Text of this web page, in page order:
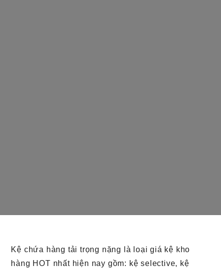
Kệ chứa hàng tải trọng nặng là loại giá kệ kho
hàng HOT nhất hiện nay gồm: kệ selective, kệ